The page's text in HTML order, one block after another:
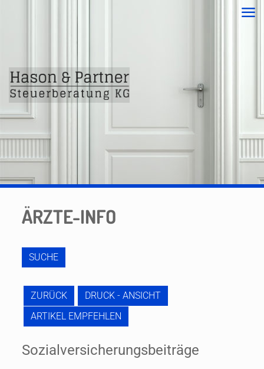
ÄRZTE-INFO
SUCHE
ZURÜCK
DRUCK - ANSICHT
ARTIKEL EMPFEHLEN
Sozialversicherungsbeiträge